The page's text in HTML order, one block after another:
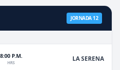
JORNADA 12
8:00 P.M.
HRS LA SERENA